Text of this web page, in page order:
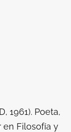
1961). Poeta,
en Filosofía y